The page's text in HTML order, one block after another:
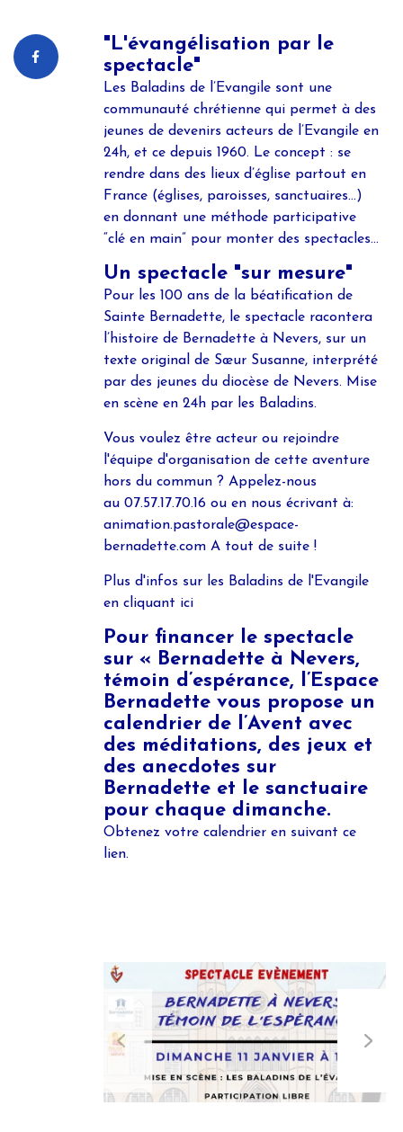
"L'évangélisation par le
spectacle"
Les Baladins de l’Evangile sont une
communauté chrétienne qui permet à des
jeunes de devenirs acteurs de l’Evangile en
24h, et ce depuis 1960. Le concept : se
rendre dans des lieux d’église partout en
France (églises, paroisses, sanctuaires...)
en donnant une méthode participative
“clé en main” pour monter des spectacles...
Un spectacle "sur mesure"
Pour les 100 ans de la béatification de
Sainte Bernadette, le spectacle racontera
l’histoire de Bernadette à Nevers, sur un
texte original de Sœur Susanne, interprété
par des jeunes du diocèse de Nevers. Mise
en scène en 24h par les Baladins.
Vous voulez être acteur ou rejoindre
l'équipe d'organisation de cette aventure
hors du commun ? Appelez-nous
au 07.57.17.70.16 ou en nous écrivant à:
animation.pastorale@espace-
bernadette.com A tout de suite !
Plus d'infos sur les Baladins de l'Evangile
en cliquant ici
Pour financer le spectacle
sur « Bernadette à Nevers,
témoin d’espérance, l’Espace
Bernadette vous propose un
calendrier de l’Avent avec
des méditations, des jeux et
des anecdotes sur
Bernadette et le sanctuaire
pour chaque dimanche.
Obtenez votre calendrier en suivant ce
lien.